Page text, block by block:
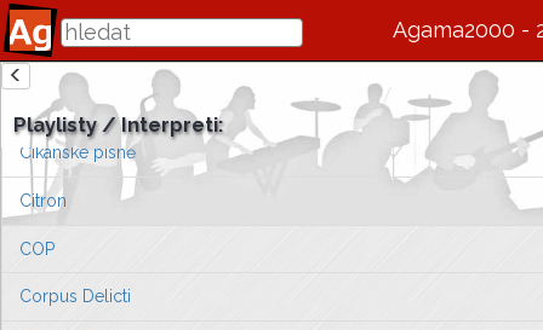
Agama2000 -
zde se bude v budoucnu zobrazovat informace o interpretovi /
Vlevo vyberte píseň, kterou chcete zobrazit
nebo můžete přejít na úvodní stránku ...
Playlisty / Interpreti:
Christová Ivana
Chrpa
ihelna & spol.
Cikánské písně
Citron
COP
Corpus Delicti